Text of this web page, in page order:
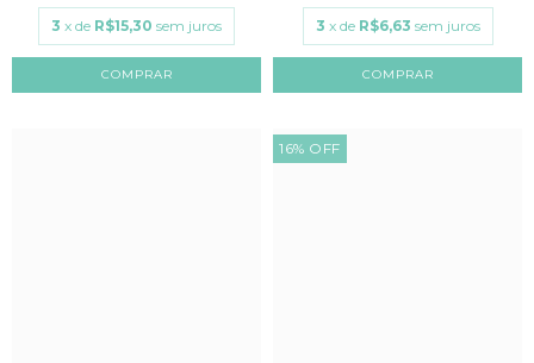
3 x de R$15,30 sem juros
COMPRAR
3 x de R$6,63 sem juros
16% OFF